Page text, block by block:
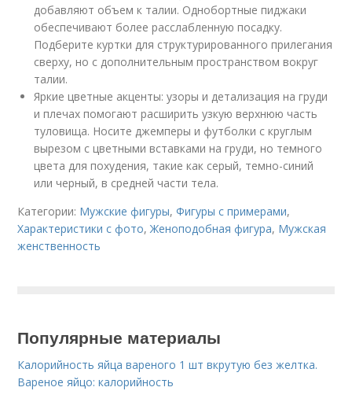
добавляют объем к талии. Однобортные пиджаки
обеспечивают более расслабленную посадку.
Подберите куртки для структурированного прилегания
сверху, но с дополнительным пространством вокруг
талии.
Яркие цветные акценты: узоры и детализация на груди
и плечах помогают расширить узкую верхнюю часть
туловища. Носите джемперы и футболки с круглым
вырезом с цветными вставками на груди, но темного
цвета для похудения, такие как серый, темно-синий
или черный, в средней части тела.
Категории: Мужские фигуры,Фигуры с примерами,
Характеристики с фото,Женоподобная фигура, Мужская
женственность
Популярные материалы
Калорийность яйца вареного 1 шт вкрутую без желтка.
Вареное яйцо: калорийность